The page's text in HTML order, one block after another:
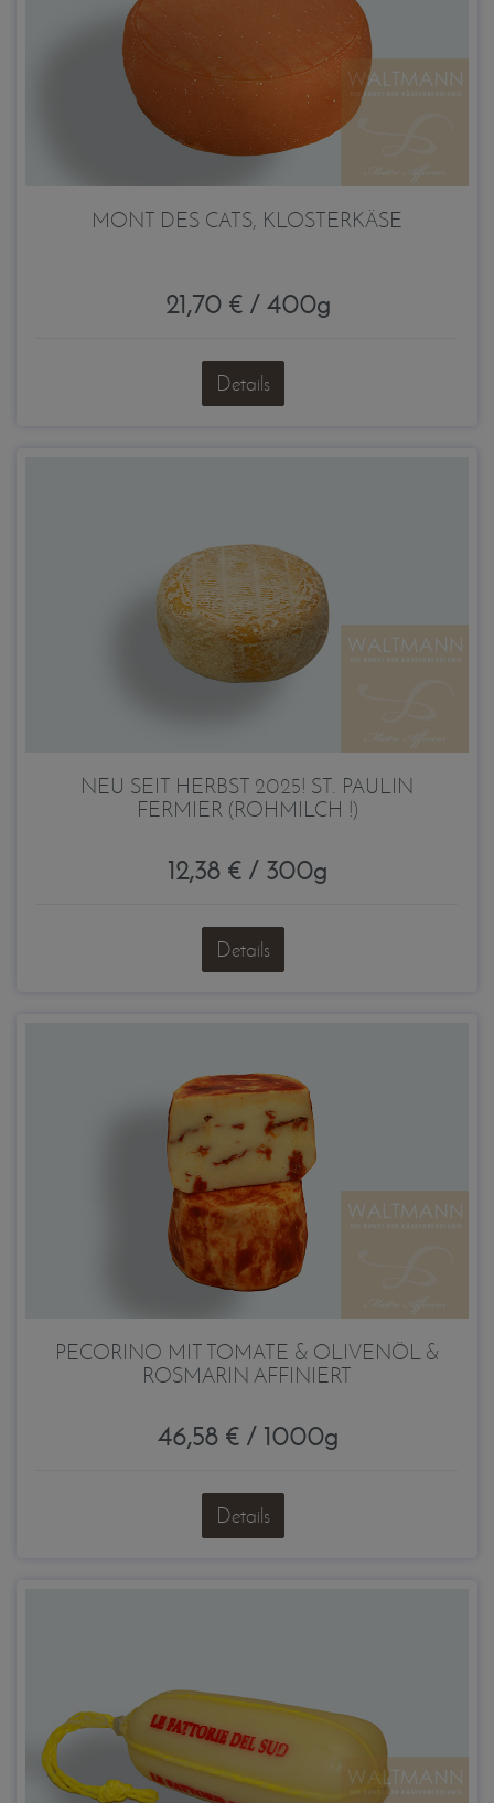
MONT DES CATS, KLOSTERKÄSE
21,70 € / 400g
Details
NEU SEIT HERBST 2025! ST. PAULIN
FERMIER (ROHMILCH !)
12,38 € / 300g
Details
PECORINO MIT TOMATE & OLIVENÖL &
ROSMARIN AFFINIERT
46,58 € / 1000g
Details